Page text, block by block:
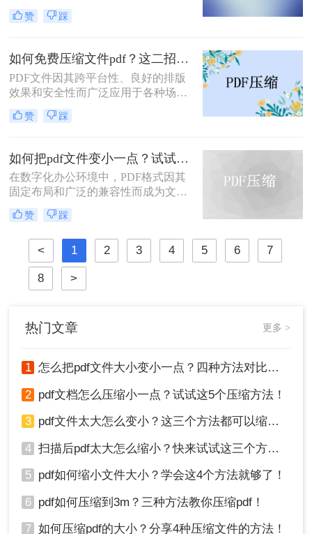
会过大，导致传输不便或者占用过多
存储空间。为了应对这种情况，我们
确保文件大小不超过10MB。那么pdf
怎么压缩到10MB以内呢？本文将介
绍几种常用的PDF压缩方法。
赞 踩
如何免费压缩文件pdf？这二招快来看！
PDF文件因其跨平台性、良好的排版
效果和安全性而广泛应用于各种场
合。然而，过大的PDF文件可能会给
传输和存储带来不便。那么如何免费
压缩PDF文件的方法，帮助您轻松解
决PDF文件过大的问题。
赞 踩
如何把pdf文件变小一点？试试这两种简单有效的方法压缩大小
在数字化办公环境中，PDF格式因其
固定布局和广泛的兼容性而成为文档
分享的理想选择。然而，当PDF文件
包含大量图像或复杂排版时，其体积
可能会变得非常大，给存储、传输及
处理带来不便。那么如何把pdf文件变
小一点呢？本文将介绍两种简单有效
的方法来压缩PDF文件大小，帮助您
赞 踩
< 1 2 3 4 5 6 7
8 >
热门文章 更多 >
1 怎么把pdf文件大小变小一点？四种方法对比，一看就懂！
2 pdf文档怎么压缩小一点？试试这5个压缩方法！
3 pdf文件太大怎么变小？这三个方法都可以缩小！
4 扫描后pdf太大怎么缩小？快来试试这三个方法！
5 pdf如何缩小文件大小？学会这4个方法就够了！
6 pdf如何压缩到3m？三种方法教你压缩pdf！
7 如何压缩pdf的大小？分享4种压缩文件的方法！